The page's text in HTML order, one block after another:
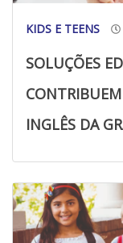
KIDS E TEENS
SOLUÇÕES
INGLÊS DA